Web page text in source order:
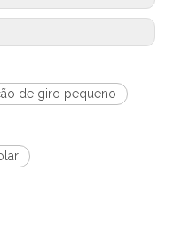
de giro pequeno